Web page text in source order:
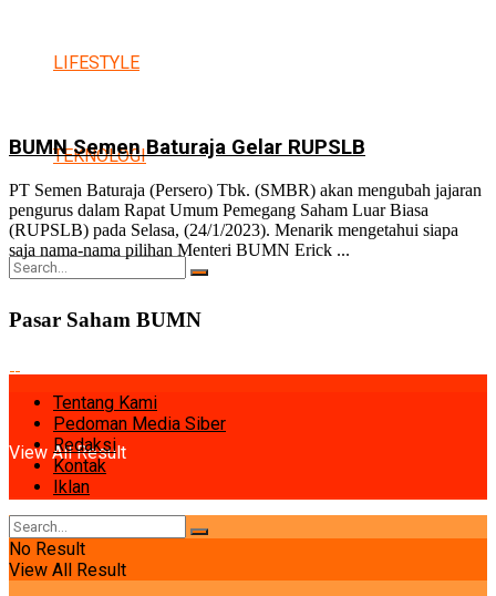
LIFESTYLE
TEKNOLOGI
View All Result
BUMN Semen Baturaja Gelar RUPSLB
PT Semen Baturaja (Persero) Tbk. (SMBR) akan mengubah jajaran
pengurus dalam Rapat Umum Pemegang Saham Luar Biasa
(RUPSLB) pada Selasa, (24/1/2023). Menarik mengetahui siapa
saja nama-nama pilihan Menteri BUMN Erick ...
Pasar Saham BUMN
Tentang Kami
Pedoman Media Siber
Redaksi
Kontak
Iklan
No Result
View All Result